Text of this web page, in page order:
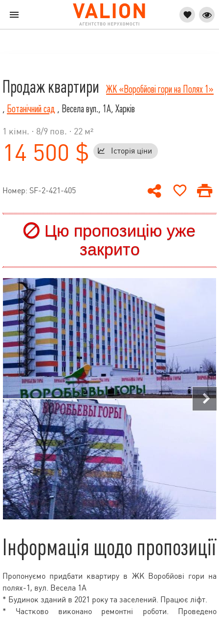
Продаж квартири
ЖК «Воробйові гори на Полях 1»
, Ботанічний сад , Весела вул., 1А, Харків
1 кімн. · 8/9 пов. · 22 м²
14 500 $ Історія ціни
Номер: SF-2-421-405
Цю пропозицію уже
закрито
Інформація щодо пропозиції
Пропонуємо придбати квартиру в ЖК Воробйові гори на
полях-1, вул. Весела 1А
* Будинок зданий в 2021 року та заселений. Працює ліфт.
* Частково виконано ремонтні роботи. Проведено